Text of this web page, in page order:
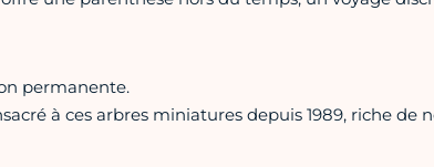
permanente.
à ces arbres miniatures depuis 1989, riche de